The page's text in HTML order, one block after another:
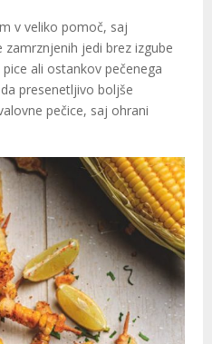
v veliko pomoč, saj
jedi brez izgube
ali ostankov pečenega
presenetljivo boljše
pečice, saj ohrani